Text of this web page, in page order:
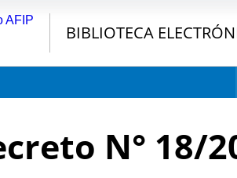
BIBLIOTECA
N° 18/